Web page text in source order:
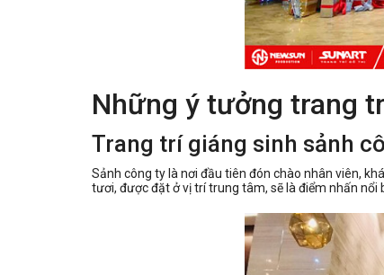
Những ý tưởng trang
Trang trí giáng sinh sảnh
Sảnh công ty là nơi đầu tiên đón chào nhân viên,
tươi, được đặt ở vị trí trung tâm, sẽ là điểm nhấn nổi